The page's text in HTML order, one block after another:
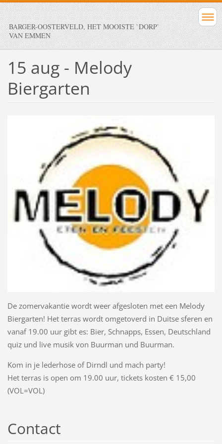
BARGER-OOSTERVELD, HET MOOISTE `DORP`
VAN EMMEN
15 aug - Melody
Biergarten
De zomervakantie wordt weer afgesloten met een Melody
Biergarten! Het terras wordt omgetoverd in Duitse sferen en
vanaf 19.00 uur gibt es: Bier, Schnapps, Essen, Deutschland
quiz und live musik von Buurman und Buurman.
Kom in je lederhose of Dirndl und mach party!
Het terras is open om 19.00 uur, tickets kosten € 15,00
(VOL=VOL)
Contact